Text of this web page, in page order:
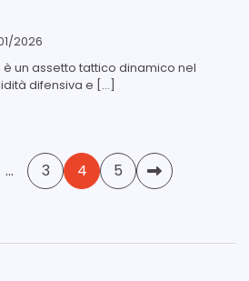
2026
un assetto tattico dinamico nel
difensiva e […]
… 3 4 5